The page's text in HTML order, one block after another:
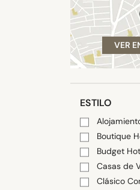
VER
ESTILO
Boutique
Budget
Casas de
Clásico